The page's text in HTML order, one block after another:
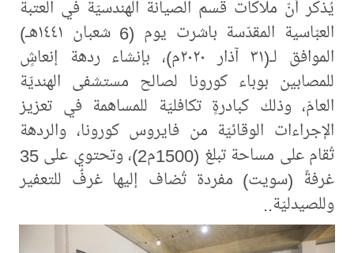
يُذكر أنّ ملاكات قسم الصيانة الهندسيّة في العتبة
العبّاسية المقدّسة باشرت يوم (6 شعبان ١٤٤١هـ)
الموافق لـ(٣١ آذار ٢٠٢٠م)، بإنشاء ردهة إنعاشٍ
للمصابين بوباء كورونا لصالح مستشفى الهنديّة
العامّ، وذلك كبادرةٍ تكافليّة للمساهمة في تعزيز
الإجراءات الوقائيّة من فايروس كورونا، والردهة
تُقام على مساحة تبلغ (1500م2)، وتحتوي على 35
غرفةً (سويت) مفردة تُضاف إليها غرفٌ للتعفير
وللصيدليّة..